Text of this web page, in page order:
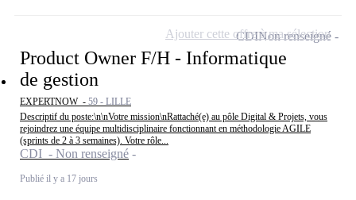
Product Owner F/H - Informatique
de gestion
EXPERTNOW - 59 - LILLE
Descriptif du poste:\n\nVotre mission\nRattaché(e) au pôle Digital & Projets, vous
rejoindrez une équipe multidisciplinaire fonctionnant en méthodologie AGILE
(sprints de 2 à 3 semaines). Votre rôle...
CDI - Non renseigné
Publié il y a 17 jours
CDINon renseigné
Ajouter cette offre à ma sélection